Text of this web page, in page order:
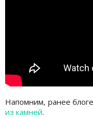
Напомним, ранее
из камней.